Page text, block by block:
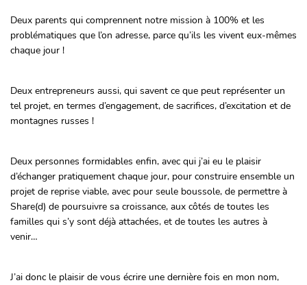
Deux parents qui comprennent notre mission à 100% et les
problématiques que l’on adresse, parce qu’ils les vivent eux-mêmes
chaque jour !
Deux entrepreneurs aussi, qui savent ce que peut représenter un
tel projet, en termes d’engagement, de sacrifices, d’excitation et de
montagnes russes !
Deux personnes formidables enfin, avec qui j’ai eu le plaisir
d’échanger pratiquement chaque jour, pour construire ensemble un
projet de reprise viable, avec pour seule boussole, de permettre à
Share(d) de poursuivre sa croissance, aux côtés de toutes les
familles qui s’y sont déjà attachées, et de toutes les autres à
venir…
J’ai donc le plaisir de vous écrire une dernière fois en mon nom,